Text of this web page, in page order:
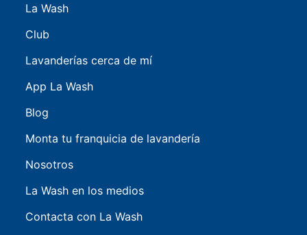
La Wash
Club
Lavanderías cerca de mí
App La Wash
Blog
Monta tu franquicia de lavandería
Nosotros
La Wash en los medios
Contacta con La Wash